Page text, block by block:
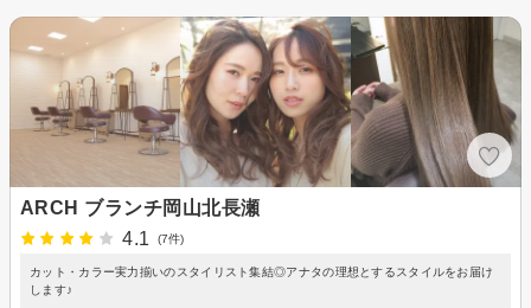
ARCH ブランチ岡山北長瀬
4.1
(7件)
カット・カラー実力揃いのスタイリスト集結◎アナタの理想とするスタイルをお届け
します♪